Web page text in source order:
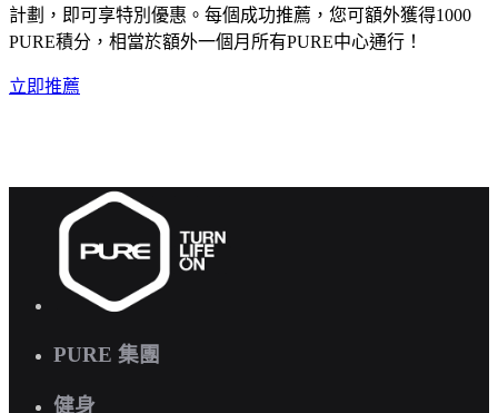
計劃，即可享特別優惠。每個成功推薦，您可額外獲得1000
PURE積分，相當於額外一個月所有PURE中心通行！
立即推薦
PURE 集團
健身